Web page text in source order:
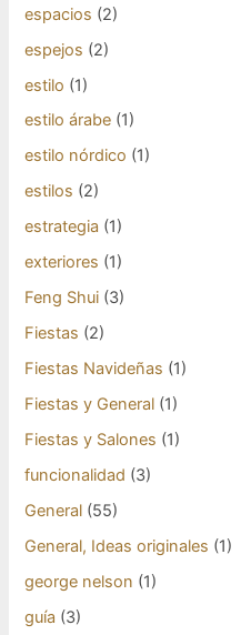
espacios (2)
espejos (2)
estilo (1)
estilo árabe (1)
estilo nórdico (1)
estilos (2)
estrategia (1)
exteriores (1)
Feng Shui (3)
Fiestas (2)
Fiestas Navideñas (1)
Fiestas y General (1)
Fiestas y Salones (1)
funcionalidad (3)
General (55)
General, Ideas originales (1)
george nelson (1)
guía (3)